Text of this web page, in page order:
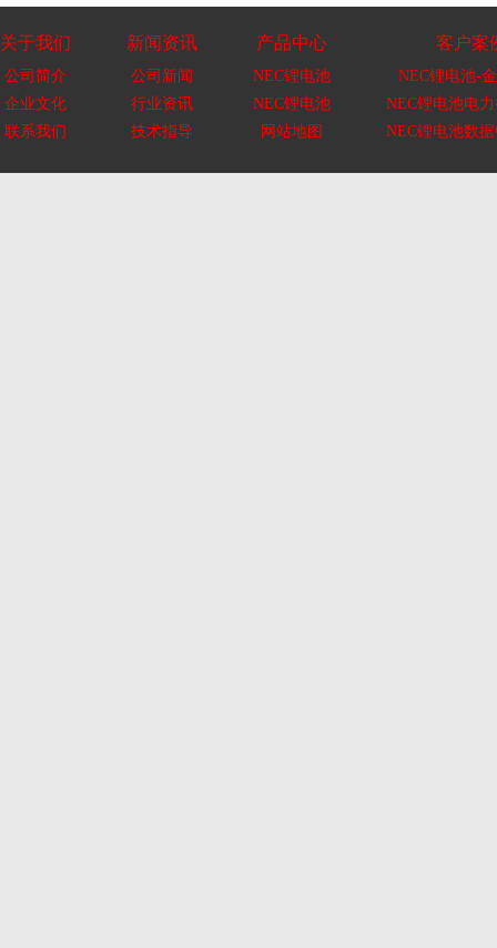
关于我们
公司简介
企业文化
联系我们
新闻资讯
公司新闻
行业资讯
技术指导
产品中心
NEC锂电池
NEC锂电池
网站地图
客户案
NEC锂电池-
NEC锂电池电
NEC锂电池数